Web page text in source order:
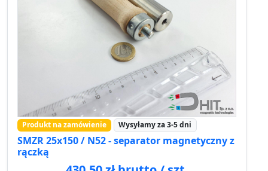
Produkt na zamówienie Wysyłamy za 3-5 dni
SMZR 25x150 / N52 - separator magnetyczny z
rączką